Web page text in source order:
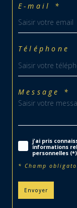
E-mail *
Téléphone
Message *
j'ai pris
informations
personnelles
* Champ
Envoyer